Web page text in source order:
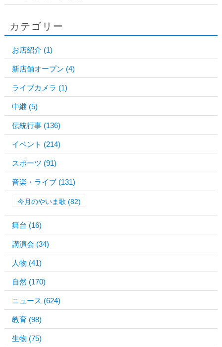
カテゴリー
お店紹介 (1)
新店舗オープン (4)
ライブカメラ (1)
中継 (5)
伝統行事 (136)
イベント (214)
スポーツ (91)
音楽・ライブ (131)
今月のやいま歌 (82)
舞台 (16)
講演会 (34)
人物 (41)
自然 (170)
ニュース (624)
教育 (98)
生物 (75)